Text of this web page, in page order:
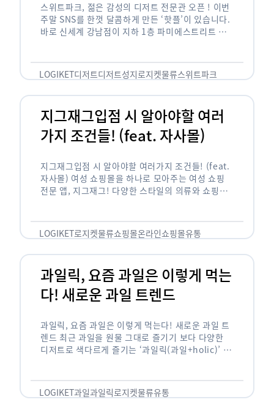
스위트파크, 젊은 감성의 디저트 전문관 오픈 ! 이번
주말 SNS를 한껏 달콤하게 만든 ‘핫플’이 있습니다.
바로 신세계 강남점이 지하 1층 파미에스트리트 분
LOGIKET디저트디저트성지로지켓물류스위트파크
지그재그입점 시 알아야할 여러
가지 조건들! (feat. 자사몰)
지그재그입점 시 알아야할 여러가지 조건들! (feat.
자사몰) 여성 쇼핑몰을 하나로 모아주는 여성 쇼핑
전문 앱, 지그재그! 다양한 스타일의 의류와 쇼핑몰
LOGIKET로지켓물류쇼핑몰온라인쇼핑몰유통
과일릭, 요즘 과일은 이렇게 먹는
다! 새로운 과일 트렌드
과일릭, 요즘 과일은 이렇게 먹는다! 새로운 과일 트
렌드 최근 과일을 원물 그대로 즐기기 보다 다양한
디저트로 색다르게 즐기는 ‘과일릭(과일+holic)’ 트
…
LOGIKET과일과일릭로지켓물류유통